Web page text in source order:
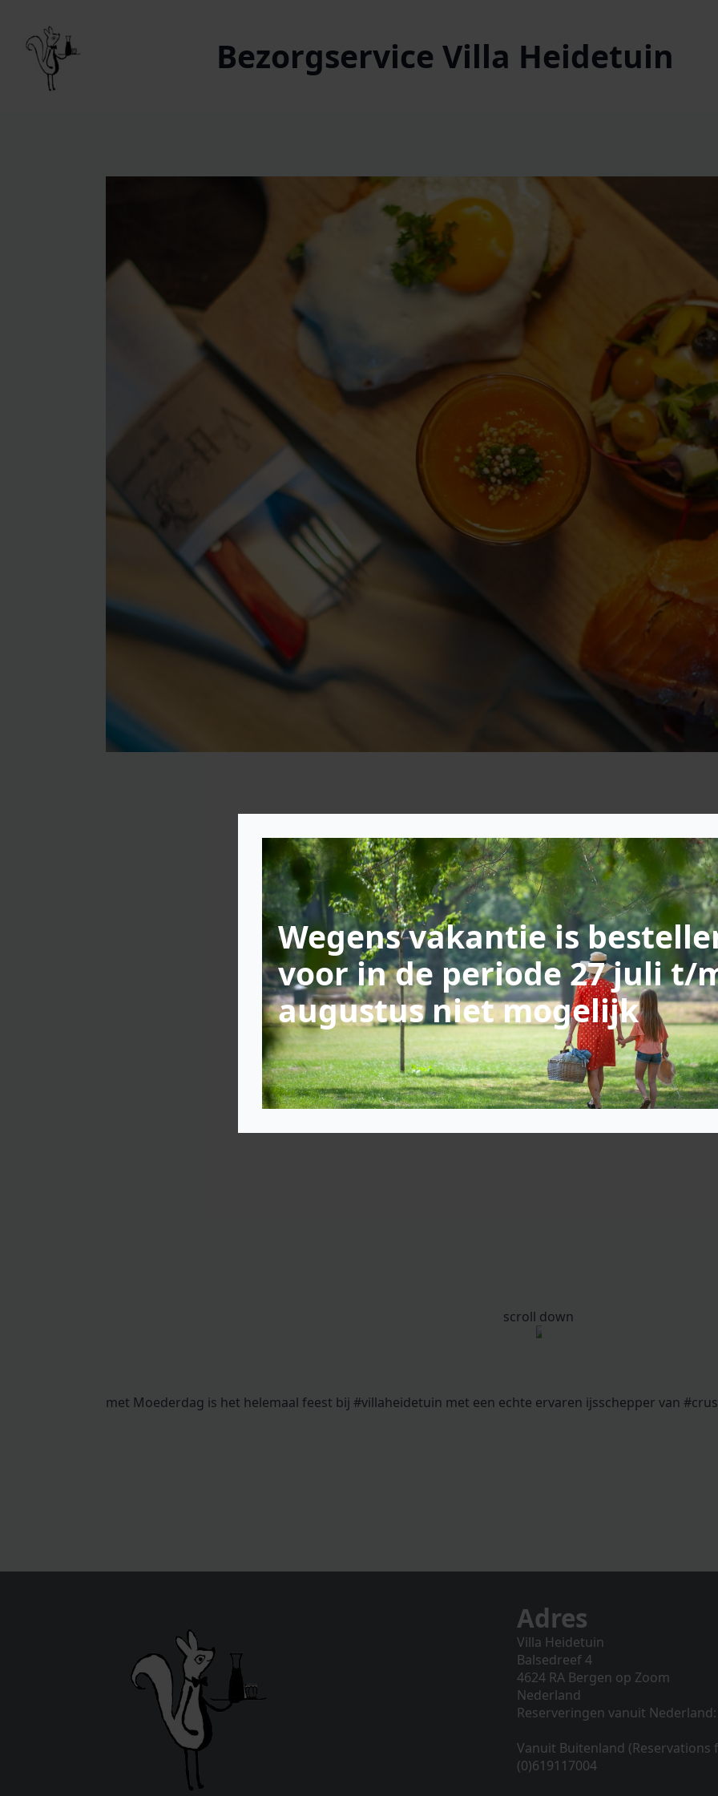
Bezorgservice Villa Heidetuin
Das lekker …
scroll down
met Moederdag is het helemaal feest bij #villaheidetuin met een echte ervaren ijsschepper van
Adres
Villa Heidetuin
Balsedreef 4
4624 RA Bergen op Zoom
Nederland
Reserveringen vanuit Nederland:
Vanuit Buitenland
(0)619117004
Wegens vakantie is
voor in de periode 27 juli t/
augustus niet mogelijk